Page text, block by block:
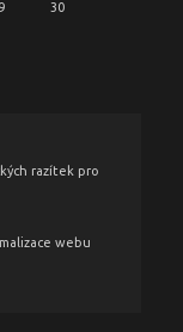
30
razítek pro
webu